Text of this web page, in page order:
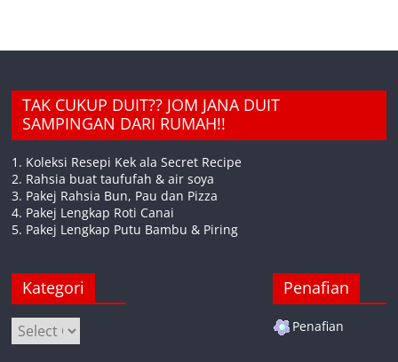
TAK CUKUP DUIT?? JOM JANA DUIT
SAMPINGAN DARI RUMAH!!
1. Koleksi Resepi Kek ala Secret Recipe
2. Rahsia buat taufufah & air soya
3. Pakej Rahsia Bun, Pau dan Pizza
4. Pakej Lengkap Roti Canai
5. Pakej Lengkap Putu Bambu & Piring
Kategori
Kategori
Penafian
Penafian